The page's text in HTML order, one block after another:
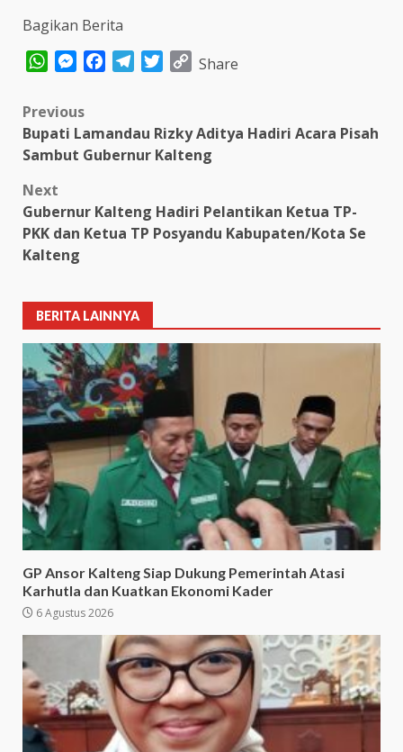
Bagikan Berita
WhatsAppMessenger
FacebookTelegram
TwitterCopy
Share
Post
navigation
Previous
Bupati Lamandau Rizky Aditya Hadiri Acara Pisah
Sambut Gubernur Kalteng
Next
Gubernur Kalteng Hadiri Pelantikan Ketua TP-
PKK dan Ketua TP Posyandu Kabupaten/Kota Se
Kalteng
BERITA LAINNYA
GP Ansor Kalteng Siap Dukung Pemerintah Atasi
Karhutla dan Kuatkan Ekonomi Kader
6 Agustus 2026